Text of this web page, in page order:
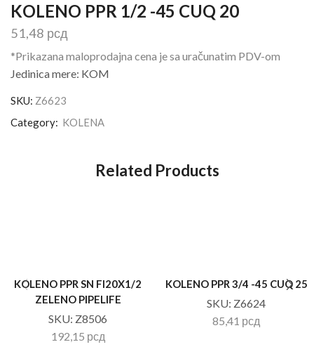
KOLENO PPR 1/2 -45 CUQ 20
51,48 рсд
*Prikazana maloprodajna cena je sa uračunatim PDV-om
Jedinica mere: KOM
SKU: Z6623
Category: KOLENA
Related Products
KOLENO PPR SN FI20X1/2
ZELENO PIPELIFE
SKU: Z8506
192,15 рсд
KOLENO PPR 3/4 -45 CUQ 25
SKU: Z6624
85,41 рсд